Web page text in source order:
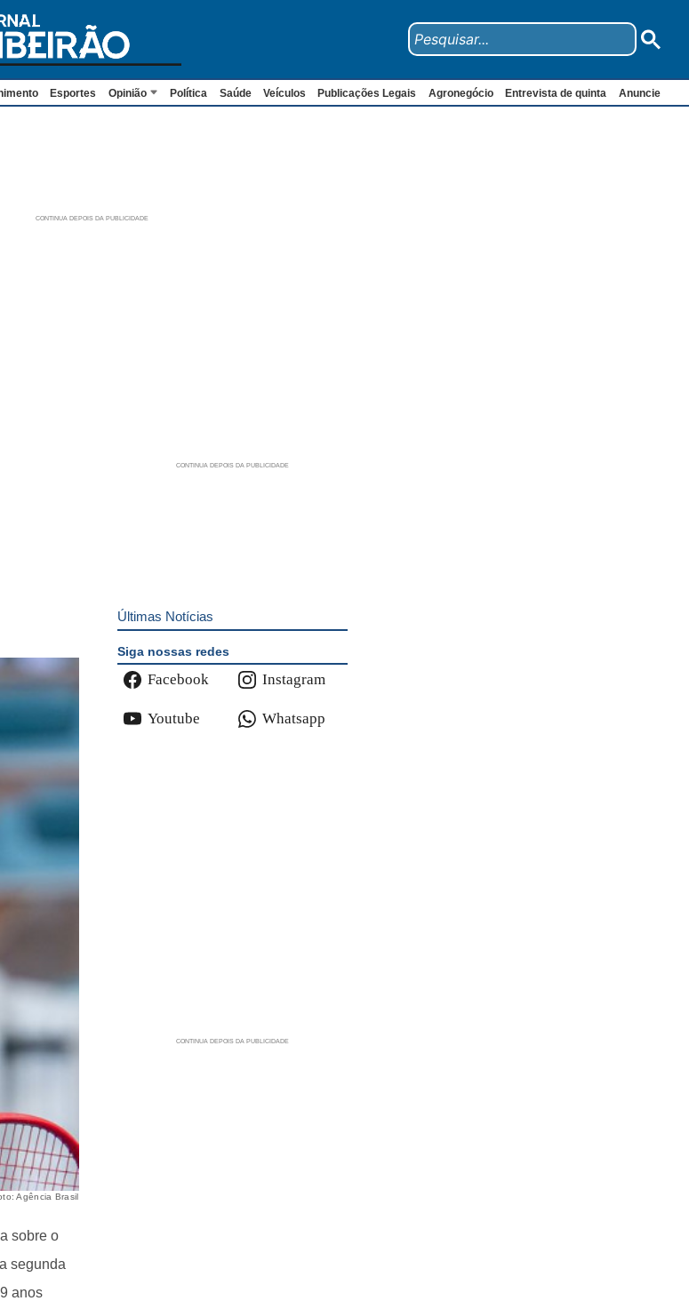
Esportes Opinião Política Saúde Veículos Publicações Legais Agronegócio Entrevista de quinta Anuncie
Agência Brasil
sobre o
segunda
anos
Últimas Notícias
Siga nossas redes
Facebook Instagram
Youtube Whatsapp